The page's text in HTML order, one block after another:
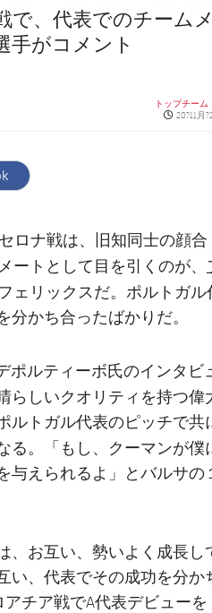
で、代表でのチームメ
手がコメント
トップチーム
20?11月
ロナ戦は、旧知同士の顔合
ートとして目を引くのが、
ェリックスだ。ポルトガル
かち合ったばかりだ。
ポルティーボ氏のインタビ
らしいクオリティを持つ偉
ルトガル代表のピッチで共
る。「もし、クーマンが僕
与えられるよ」とバルサの
、お互い、勢いよく成長し
い、代表でその成功を分か
チア戦でA代表デビューを